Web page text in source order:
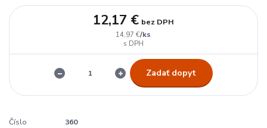
14,97 €/ks
12,17 € bez DPH
Zadať dopyt
Číslo
360